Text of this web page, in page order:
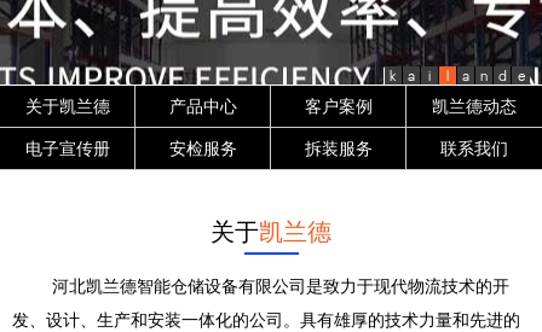
k a i l a n d e
关于凯兰德 产品中心 客户案例 凯兰德动态
电子宣传册 安检服务 拆装服务 联系我们
关于凯兰德
河北凯兰德智能仓储设备有限公司是致力于现代物流技术的开
发、设计、生产和安装一体化的公司。具有雄厚的技术力量和先进的